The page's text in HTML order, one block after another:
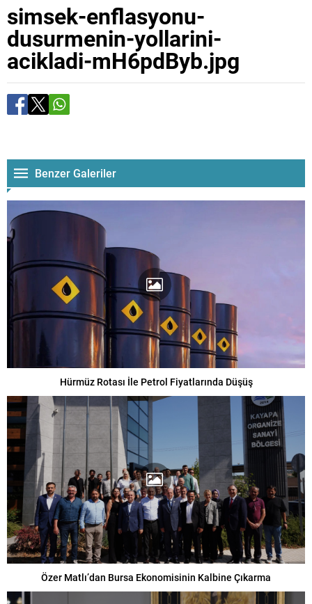
simsek-enflasyonu-
dusurmenin-yollarini-
acikladi-mH6pdByb.jpg
Benzer Galeriler
Hürmüz Rotası İle Petrol Fiyatlarında Düşüş
Özer Matlı’dan Bursa Ekonomisinin Kalbine Çıkarma